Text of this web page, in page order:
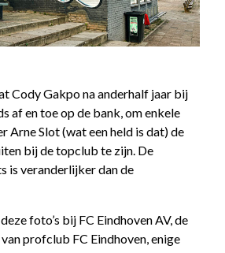
Cody Gakpo na anderhalf jaar bij
af en toe op de bank, om enkele
Arne Slot (wat een held is dat) de
bij de topclub te zijn. De
is veranderlijker dan de
foto’s bij FC Eindhoven AV, de
profclub FC Eindhoven, enige